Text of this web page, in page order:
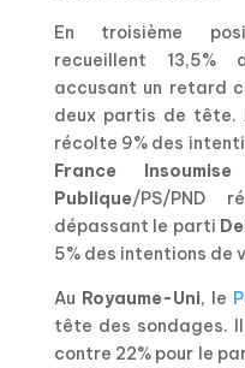
En troisième
recueillent
accusant un retard
deux partis de tête.
récolte 9% des
France Insoumise
Publique/PS/PND
dépassant le parti
5% des intentions de
Au Royaume-Uni, le
tête des sondages.
contre 22% pour le